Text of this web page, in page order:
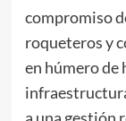
compromiso
roqueteros y
en húmero de